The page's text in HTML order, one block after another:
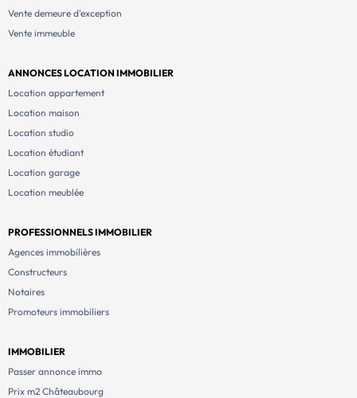
Vente demeure d'exception
Vente immeuble
ANNONCES LOCATION IMMOBILIER
Location appartement
Location maison
Location studio
Location étudiant
Location garage
Location meublée
PROFESSIONNELS IMMOBILIER
Agences immobilières
Constructeurs
Notaires
Promoteurs immobiliers
IMMOBILIER
Passer annonce immo
Prix m2 Châteaubourg